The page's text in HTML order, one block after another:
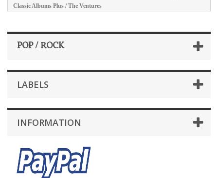
Classic Albums Plus / The Ventures
POP / ROCK
LABELS
INFORMATION